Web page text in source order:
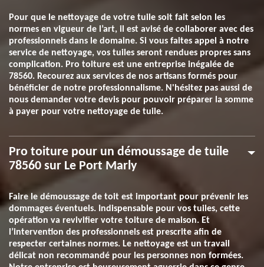
Pour que le nettoyage de votre tuile soit fait selon les
normes en vigueur de l’art, il est avisé de collaborer avec des
professionnels dans le domaine. Si vous faites appel à notre
service de nettoyage, vos tuiles seront rendues propres sans
complication. Pro toiture est une entreprise inégalée de
78560. Recourez aux services de nos artisans formés pour
bénéficier de notre professionnalisme. N'hésitez pas aussi de
nous demander votre devis pour pouvoir préparer la somme
à payer pour votre nettoyage de tuile.
Pro toiture pour un démoussage de tuile
78560 sur Le Port Marly
Faire le démoussage de toit est important pour prévenir les
dommages éventuels. Indispensable pour vos tuiles, cette
opération va revivifier votre toiture de maison. Et
l’intervention des professionnels est prescrite afin de
respecter certaines normes. Le nettoyage est un travail
délicat non recommandé pour les personnes non formées.